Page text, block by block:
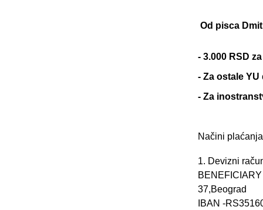
Od pisca
- 3.000 RSD
- Za ostale
- Za
Načini
1. Devizni
37,Beograd
IBAN -